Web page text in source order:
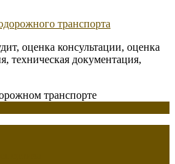
транспорта
оценка консультации, оценка
техническая документация,